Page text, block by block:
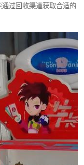
过回收渠道获取合适的